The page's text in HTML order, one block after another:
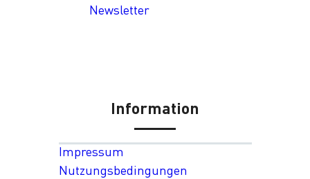
Newsletter
Information
Impressum
Nutzungsbedingungen